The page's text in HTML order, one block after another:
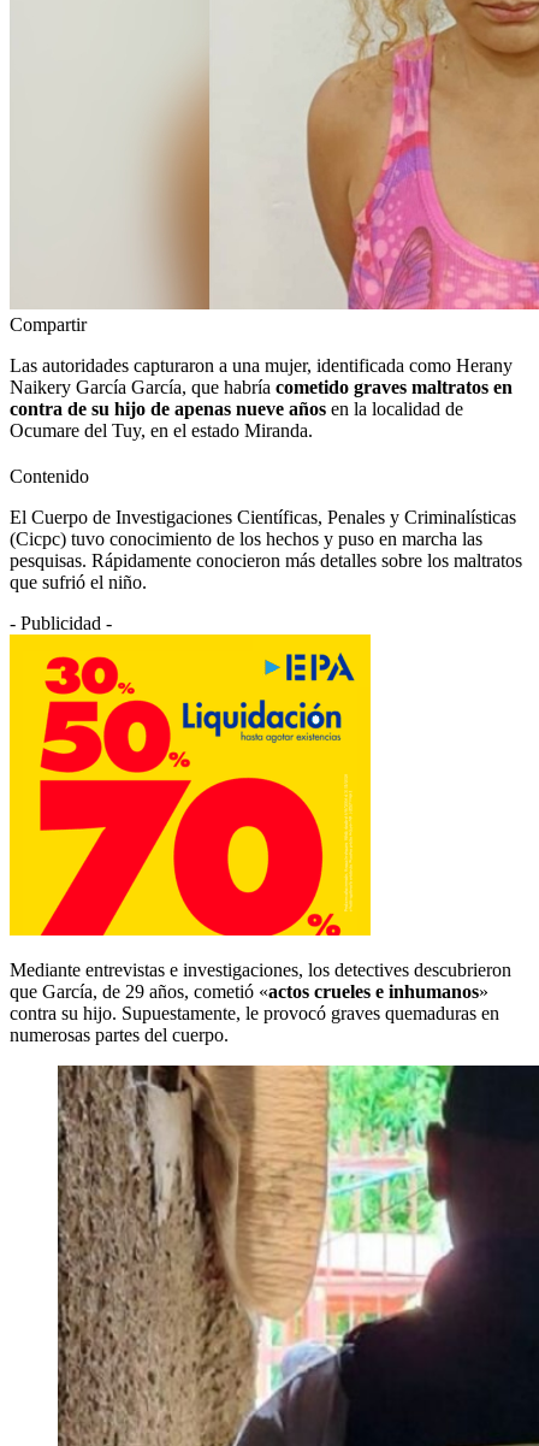
Compartir
Las autoridades capturaron a una mujer, identificada como Herany
Naikery García García, que habría cometido graves maltratos en
contra de su hijo de apenas nueve años en la localidad de
Ocumare del Tuy, en el estado Miranda.
Contenido
El Cuerpo de Investigaciones Científicas, Penales y Criminalísticas
(Cicpc) tuvo conocimiento de los hechos y puso en marcha las
pesquisas. Rápidamente conocieron más detalles sobre los maltratos
que sufrió el niño.
- Publicidad -
Mediante entrevistas e investigaciones, los detectives descubrieron
que García, de 29 años, cometió «actos crueles e inhumanos»
contra su hijo. Supuestamente, le provocó graves quemaduras en
numerosas partes del cuerpo.